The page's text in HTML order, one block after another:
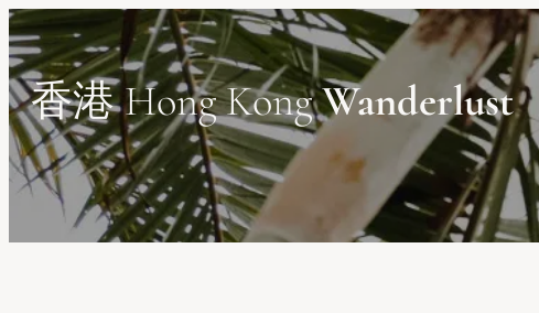
Skip
to
content
香港 Hong KongWanderlust